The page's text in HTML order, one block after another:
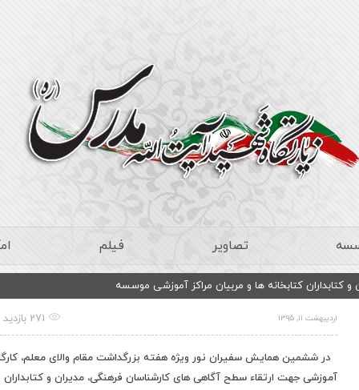
تصاویر فیلم
کتابداران کتابخانه ها و مربیان مراکز آموزشی موسسه
اردیبهشت ۱۱, ۱۳۹۵ 271 بازدید
در ششمین همایش سفیران نور ویژه هفته بزرگداشت مقام والای معلم،
آموزشی جهت ارتقاء سطح آگاهی های کارشناسان فرهنگی، مدیران و کتابداران